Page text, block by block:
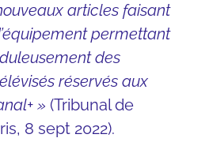
articles faisant
permettant
des
réservés aux
» (Tribunal de
8 sept 2022).